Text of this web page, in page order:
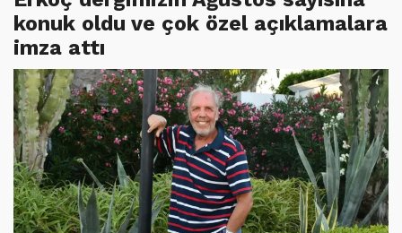
konuk oldu ve çok özel açıklamalara
imza attı